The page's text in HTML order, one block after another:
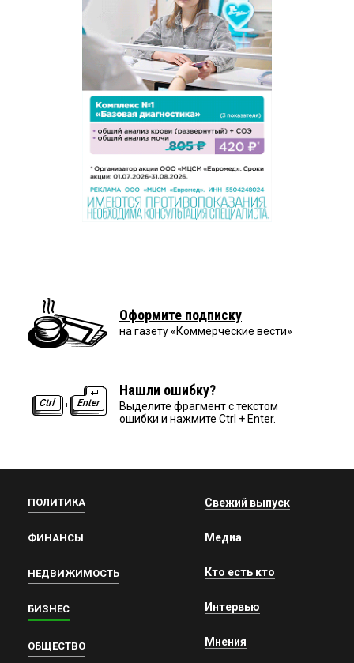
Оформите подписку
на газету «Коммерческие вести»
Нашли ошибку?
Выделите фрагмент с текстом
ошибки и нажмите Ctrl + Enter.
ПОЛИТИКА
ФИНАНСЫ
НЕДВИЖИМОСТЬ
БИЗНЕС
ОБЩЕСТВО
Свежий выпуск
Медиа
Кто есть кто
Интервью
Мнения